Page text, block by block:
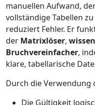
manuellen Aufwand,
vollständige Tabellen
reduziert Fehler. Er
der Matrixlöser,
Bruchvereinfacher,
klare, tabellarische
Durch die Verwendung
Die Gültigkeit